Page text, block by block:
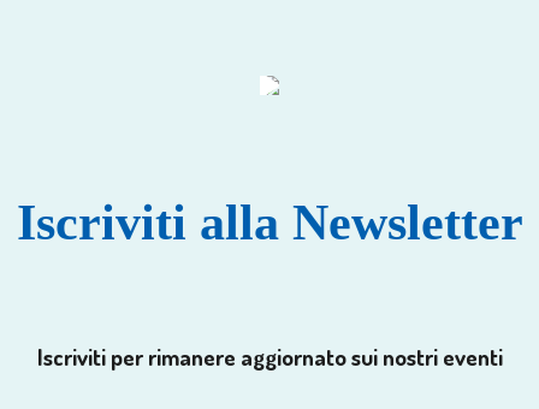
Iscriviti alla Newsletter
Iscriviti per rimanere aggiornato sui nostri eventi